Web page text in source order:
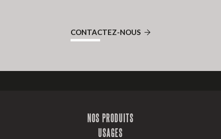
CONTACTEZ-NOUS
NOS PRODUITS
USAGES